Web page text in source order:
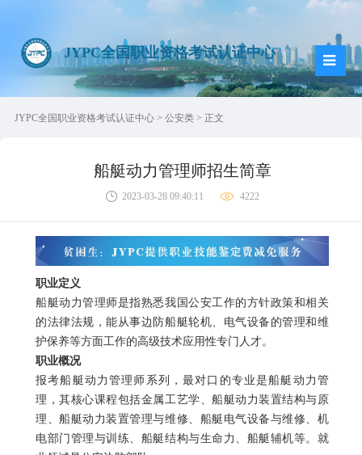
JYPC全国职业资格考试认证中心
JYPC全国职业资格考试认证中心 > 公安类 > 正文
船艇动力管理师招生简章
2023-03-28 09:40:11 4222
职业定义
船艇动力管理师是指熟悉我国公安工作的方针政策和相关
的法律法规，能从事边防船艇轮机、电气设备的管理和维
护保养等方面工作的高级技术应用性专门人才。
职业概况
报考船艇动力管理师系列，最对口的专业是船艇动力管
理，其核心课程包括金属工艺学、船艇动力装置结构与原
理、船艇动力装置管理与维修、船艇电气设备与维修、机
电部门管理与训练、船艇结构与生命力、船艇辅机等。就